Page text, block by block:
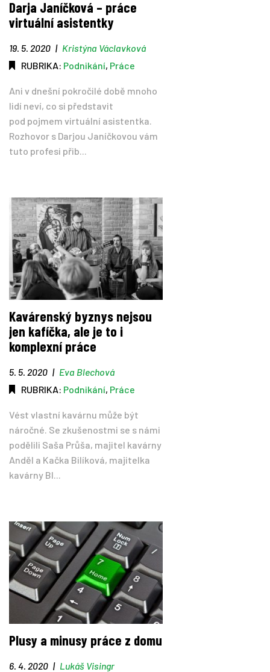
Tipy
Časopis
Soutěže
Darja Janíčková – práce
virtuální asistentky
19. 5. 2020 | Kristýna Václavková
RUBRIKA: Podnikání, Práce
Ani v dnešní pokročilé době mnoho
lidí neví, co si představit
pod pojmem virtuální asistentka.
Rozhovor s Darjou Janíčkovou vám
tuto profesi přib...
Kavárenský byznys nejsou
jen kafíčka, ale je to i
komplexní práce
5. 5. 2020 | Eva Blechová
RUBRIKA: Podnikání, Práce
Vést vlastní kavárnu může být
náročné. Se zkušenostmi se s námi
podělili Saša Průša, majitel kavárny
Anděl a Kačka Bilíková, majitelka
kavárny Bl...
Plusy a minusy práce z domu
6. 4. 2020 | Lukáš Visingr